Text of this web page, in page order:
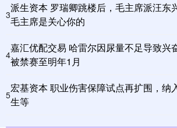
3
派生资本 罗瑞卿跳楼后，毛主席派汪东
毛主席是关心你的
4
嘉汇优配交易 哈雷尔因尿量不足导致兴
被禁赛至明年1月
5
宏基资本 职业伤害保障试点再扩围，纳
生等